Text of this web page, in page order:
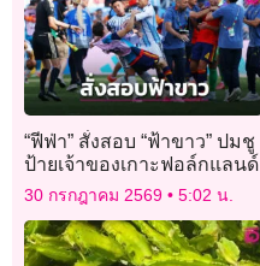
“ฟีฟ่า” สั่งสอบ “ฟ้าขาว” ปมชู
ป้ายเจ้าของเกาะฟอล์กแลนด์
30 กรกฎาคม 2569 5:02 น.